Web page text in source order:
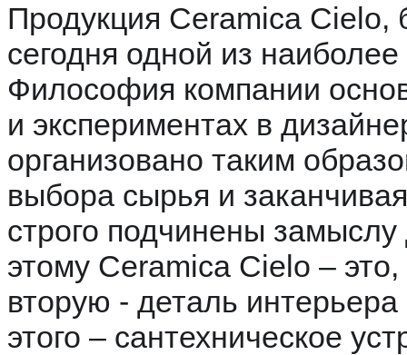
Продукция Ceramica Cielo,
сегодня одной из
Философия компании
и экспериментах в
организовано таким
выбора сырья и
строго подчинены
этому Ceramica Cielo –
вторую - деталь
этого – сантехническое